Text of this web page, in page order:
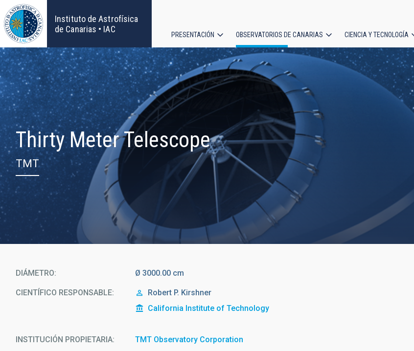
Pasar
al
contenido
principal
Instituto de Astrofísica
de Canarias • IAC
Navegación
principal
PRESENTACIÓN OBSERVATORIOS DE CANARIAS CIENCIA Y TECNOLOGÍA
Thirty Meter Telescope
TMT
DIÁMETRO Ø 3000.00 cm
CIENTÍFICO RESPONSABLE
Robert P. Kirshner
California Institute of Technology
INSTITUCIÓN PROPIETARIA TMT Observatory Corporation